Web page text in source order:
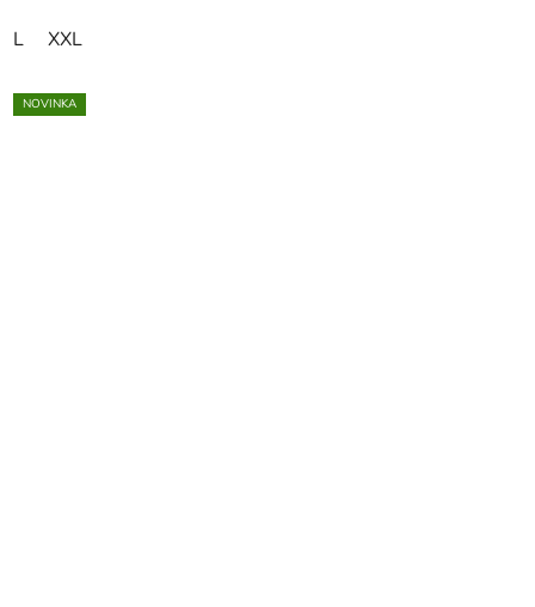
L XXL
NOVINKA